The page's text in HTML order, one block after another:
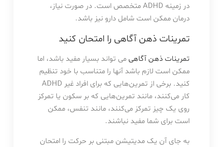
در زمینه ADHD متخصص است. در صورت نیاز،
درمان ممکن است شامل دارو نیز باشد.
تمرینات ذهن آگاهی را امتحان کنید
تمرینات ذهن آگاهیمی تواند بسیار مفید باشد، اما
ممکن است لازم باشد آنها را متناسب با خود تنظیم
کنید. برخی از تمرین‌هایی که برای افراد غیر ADHD
کار می‌کنند، مانند تمرین‌هایی که بر سکون یا تمرکز
روی یک چیز تمرکز می‌کنند، مانند تنفس، ممکن
است برای شما مفید نباشند.
به جای آن یک مدیتیشن مبتنی بر حرکت را امتحان